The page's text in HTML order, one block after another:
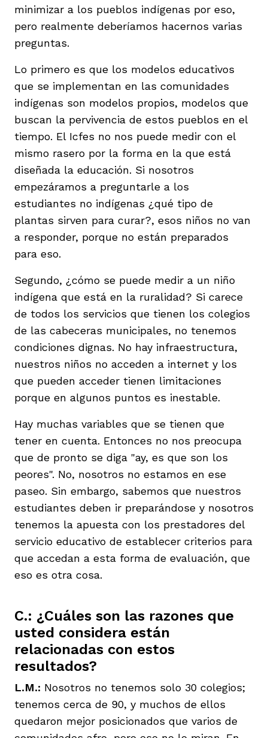
minimizar a los pueblos indígenas por eso,
pero realmente deberíamos hacernos varias
preguntas.
Lo primero es que los modelos educativos
que se implementan en las comunidades
indígenas son modelos propios, modelos que
buscan la pervivencia de estos pueblos en el
tiempo. El Icfes no nos puede medir con el
mismo rasero por la forma en la que está
diseñada la educación. Si nosotros
empezáramos a preguntarle a los
estudiantes no indígenas ¿qué tipo de
plantas sirven para curar?, esos niños no van
a responder, porque no están preparados
para eso.
Segundo, ¿cómo se puede medir a un niño
indígena que está en la ruralidad? Si carece
de todos los servicios que tienen los colegios
de las cabeceras municipales, no tenemos
condiciones dignas. No hay infraestructura,
nuestros niños no acceden a internet y los
que pueden acceder tienen limitaciones
porque en algunos puntos es inestable.
Hay muchas variables que se tienen que
tener en cuenta. Entonces no nos preocupa
que de pronto se diga "ay, es que son los
peores". No, nosotros no estamos en ese
paseo. Sin embargo, sabemos que nuestros
estudiantes deben ir preparándose y nosotros
tenemos la apuesta con los prestadores del
servicio educativo de establecer criterios para
que accedan a esta forma de evaluación, que
eso es otra cosa.
C.: ¿Cuáles son las razones que
usted considera están
relacionadas con estos
resultados?
L.M.: Nosotros no tenemos solo 30 colegios;
tenemos cerca de 90, y muchos de ellos
quedaron mejor posicionados que varios de